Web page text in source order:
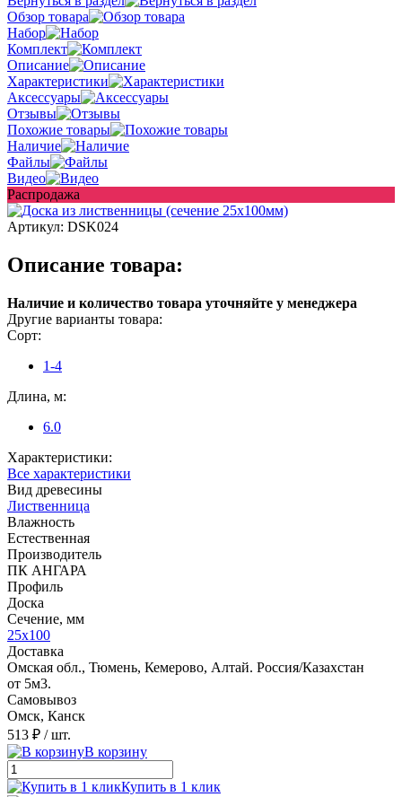
Обзор товара
Набор
Комплект
Описание
Характеристики
Аксессуары
Отзывы
Похожие товары
Наличие
Файлы
Видео
Распродажа
Артикул: DSK024
Описание товара:
Наличие и количество товара уточняйте у менеджера
Другие варианты товара:
Сорт:
1-4
Длина, м:
6.0
Характеристики:
Все характеристики
Вид древесины
Лиственница
Влажность
Естественная
Производитель
ПК АНГАРА
Профиль
Доска
Сечение, мм
25x100
Доставка
Омская обл., Тюмень, Кемерово, Алтай. Россия/Казахстан
от 5м3.
Самовывоз
Омск, Канск
513 ₽ / шт.
В корзину
Купить в 1 клик